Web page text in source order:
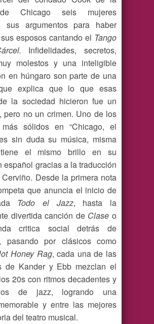
Chicago seis mujeres
sus argumentos para haber
esposos cantando el Tango
Infidelidades, secretos,
molestos y una inteligible
en húngaro son parte de una
explica que lo que esas
la sociedad hicieron fue un
pero no un crimen. Uno de los
más sólidos en “Chicago, el
sin duda su música, misma
el mismo brillo en su
español gracias a la traducción
Desde la primera nota
que anuncia el inicio de
Todo el Jazz, hasta la
divertida canción de Clase o
critica social detrás de
, pasando por clásicos como
Honey Rag, cada una de las
de Kander y Ebb mezclan el
20s con ritmos decadentes y
de jazz, logrando una
y entre las mejores
del teatro musical.